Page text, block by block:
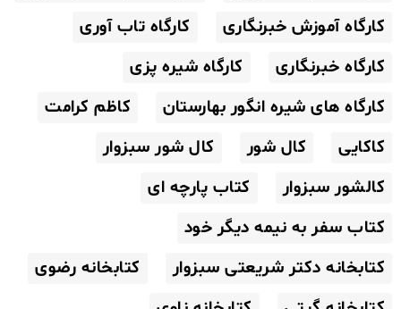
کارگاه آموزش خبرنگاری
کارگاه تاب آوری
کارگاه خبرنگاری
کارگاه شیره پزی
کارگاه های شیره انگور بهارستان
کاظم کرامت
کاکایی
کال شور
کال شور سبزوار
کالشور سبزوار
کتاب پارچه ای
کتاب سفر به نیمه دیگر خود
کتابخانه دکتر شریعتی سبزوار
کتابخانه رضوی